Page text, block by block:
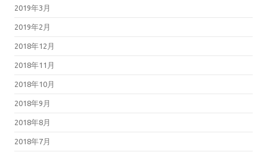
2019年3月
2019年2月
2018年12月
2018年11月
2018年10月
2018年9月
2018年8月
2018年7月